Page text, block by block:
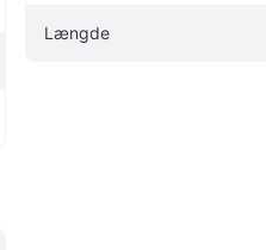
Længde